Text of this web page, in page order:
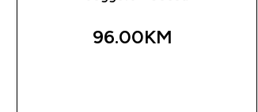
96.00KM‎